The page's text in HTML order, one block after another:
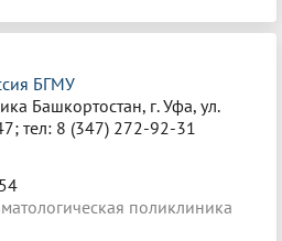
БГМУ
Башкортостан, г. Уфа, ул.
тел: 8 (347) 272-92-31
поликлиника